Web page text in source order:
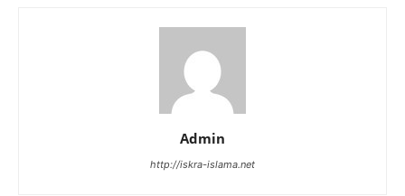
Admin
http://iskra-islama.net